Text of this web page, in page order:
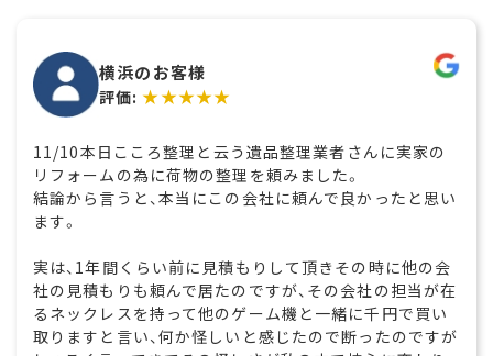
横浜のお客様
評価:★★★★★
11/10本日こころ整理と云う遺品整理業者さんに実家の
リフォームの為に荷物の整理を頼みました。
結論から言うと、本当にこの会社に頼んで良かったと思い
ます。
実は、1年間くらい前に見積もりして頂きその時に他の会
社の見積もりも頼んで居たのですが、その会社の担当が在
るネックレスを持って他のゲーム機と一緒に千円で買い
取りますと言い、何か怪しいと感じたので断ったのですが